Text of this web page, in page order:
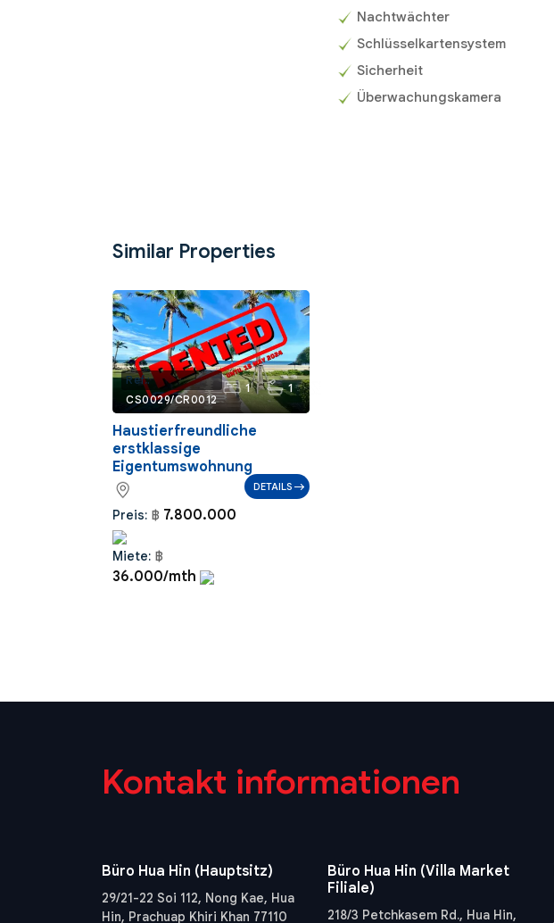
Nachtwächter
Schlüsselkartensystem
Sicherheit
Überwachungskamera
Similar Properties
Ref.:
CS0029/CR0012
1 1
Haustierfreundliche
erstklassige
Eigentumswohnung
Preis: ฿ 7.800.000
Miete: ฿
36.000/mth
DETAILS
Kontakt informationen
Büro Hua Hin (Hauptsitz)
29/21-22 Soi 112, Nong Kae, Hua
Hin, Prachuap Khiri Khan 77110
Büro Hua Hin (Villa Market
Filiale)
218/3 Petchkasem Rd., Hua Hin,